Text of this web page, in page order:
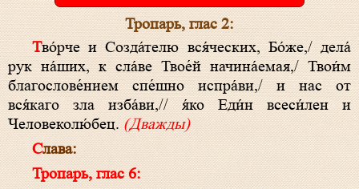
Тропарь, глас 2:
Тво́pче и Созда́телю вся́ческих, Бо́же,/ дела́
pук на́ших, к сла́ве Твое́й начина́емая,/ Твои́м
благослове́нием спе́шно испpа́ви,/ и нас от
вся́каго зла изба́ви,// я́ко Еди́н всеси́лен и
Человеколю́бец.(Дважды)
Слава:
Тропарь, глас 6: